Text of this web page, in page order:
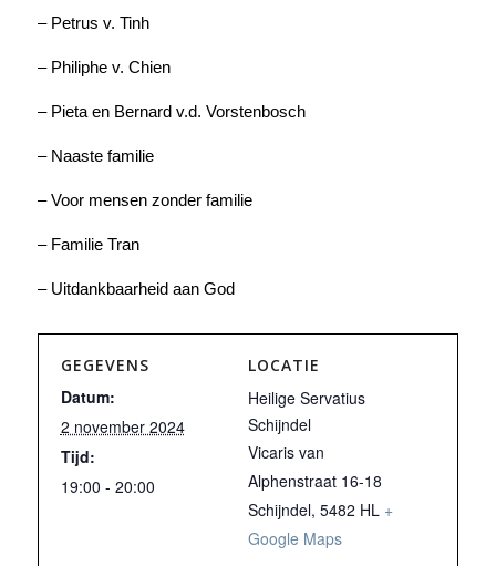
– Petrus v. Tinh
– Philiphe v. Chien
– Pieta en Bernard v.d. Vorstenbosch
– Naaste familie
– Voor mensen zonder familie
– Familie Tran
– Uitdankbaarheid aan God
GEGEVENS
Datum:
2 november 2024
Tijd:
19:00 - 20:00
LOCATIE
Heilige Servatius
Schijndel
Vicaris van
Alphenstraat 16-18
Schijndel, 5482 HL +
Google Maps